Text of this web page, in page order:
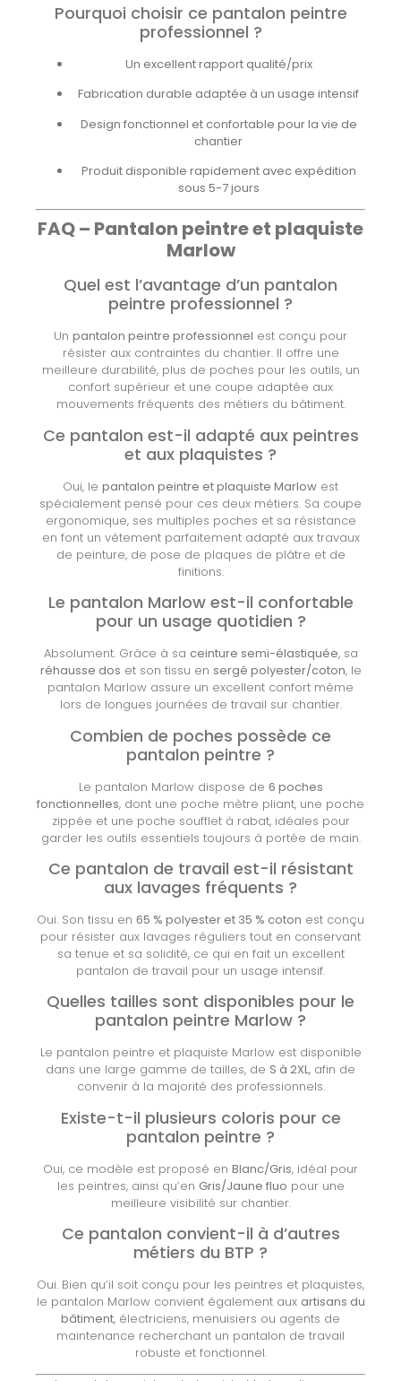
Pourquoi choisir ce pantalon peintre
professionnel ?
Un excellent rapport qualité/prix
Fabrication durable adaptée à un usage intensif
Design fonctionnel et confortable pour la vie de
chantier
Produit disponible rapidement avec expédition
sous 5-7 jours
FAQ – Pantalon peintre et plaquiste
Marlow
Quel est l’avantage d’un pantalon
peintre professionnel ?
Un pantalon peintre professionnel est conçu pour
résister aux contraintes du chantier. Il offre une
meilleure durabilité, plus de poches pour les outils, un
confort supérieur et une coupe adaptée aux
mouvements fréquents des métiers du bâtiment.
Ce pantalon est-il adapté aux peintres
et aux plaquistes ?
Oui, le pantalon peintre et plaquiste Marlow est
spécialement pensé pour ces deux métiers. Sa coupe
ergonomique, ses multiples poches et sa résistance
en font un vêtement parfaitement adapté aux travaux
de peinture, de pose de plaques de plâtre et de
finitions.
Le pantalon Marlow est-il confortable
pour un usage quotidien ?
Absolument. Grâce à sa ceinture semi-élastiquée, sa
réhausse dos et son tissu en sergé polyester/coton, le
pantalon Marlow assure un excellent confort même
lors de longues journées de travail sur chantier.
Combien de poches possède ce
pantalon peintre ?
Le pantalon Marlow dispose de 6 poches
fonctionnelles, dont une poche mètre pliant, une poche
zippée et une poche soufflet à rabat, idéales pour
garder les outils essentiels toujours à portée de main.
Ce pantalon de travail est-il résistant
aux lavages fréquents ?
Oui. Son tissu en 65 % polyester et 35 % coton est conçu
pour résister aux lavages réguliers tout en conservant
sa tenue et sa solidité, ce qui en fait un excellent
pantalon de travail pour un usage intensif.
Quelles tailles sont disponibles pour le
pantalon peintre Marlow ?
Le pantalon peintre et plaquiste Marlow est disponible
dans une large gamme de tailles, de S à 2XL, afin de
convenir à la majorité des professionnels.
Existe-t-il plusieurs coloris pour ce
pantalon peintre ?
Oui, ce modèle est proposé en Blanc/Gris, idéal pour
les peintres, ainsi qu’en Gris/Jaune fluo pour une
meilleure visibilité sur chantier.
Ce pantalon convient-il à d’autres
métiers du BTP ?
Oui. Bien qu’il soit conçu pour les peintres et plaquistes,
le pantalon Marlow convient également aux artisans du
bâtiment, électriciens, menuisiers ou agents de
maintenance recherchant un pantalon de travail
robuste et fonctionnel.